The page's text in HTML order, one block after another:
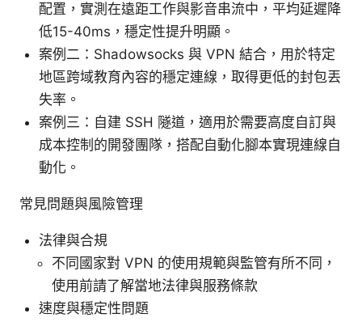
配置，實測在遠距工作與影音串流中，平均延遲降
低15-40ms，穩定性提升明顯。
案例二：Shadowsocks 與 VPN 結合，用於特定
地區跨域教育內容的穩定連線，取得更低的封包丟
失率。
案例三：自建 SSH 隧道，適用於需要高度自訂與
成本控制的開發團隊，搭配自動化腳本實現連線自
動化。
常見問題與風險管理
法律與合規
不同國家對 VPN 的使用規範與監管有所不同，
使用前請了解當地法律與服務條款
速度與穩定性問題